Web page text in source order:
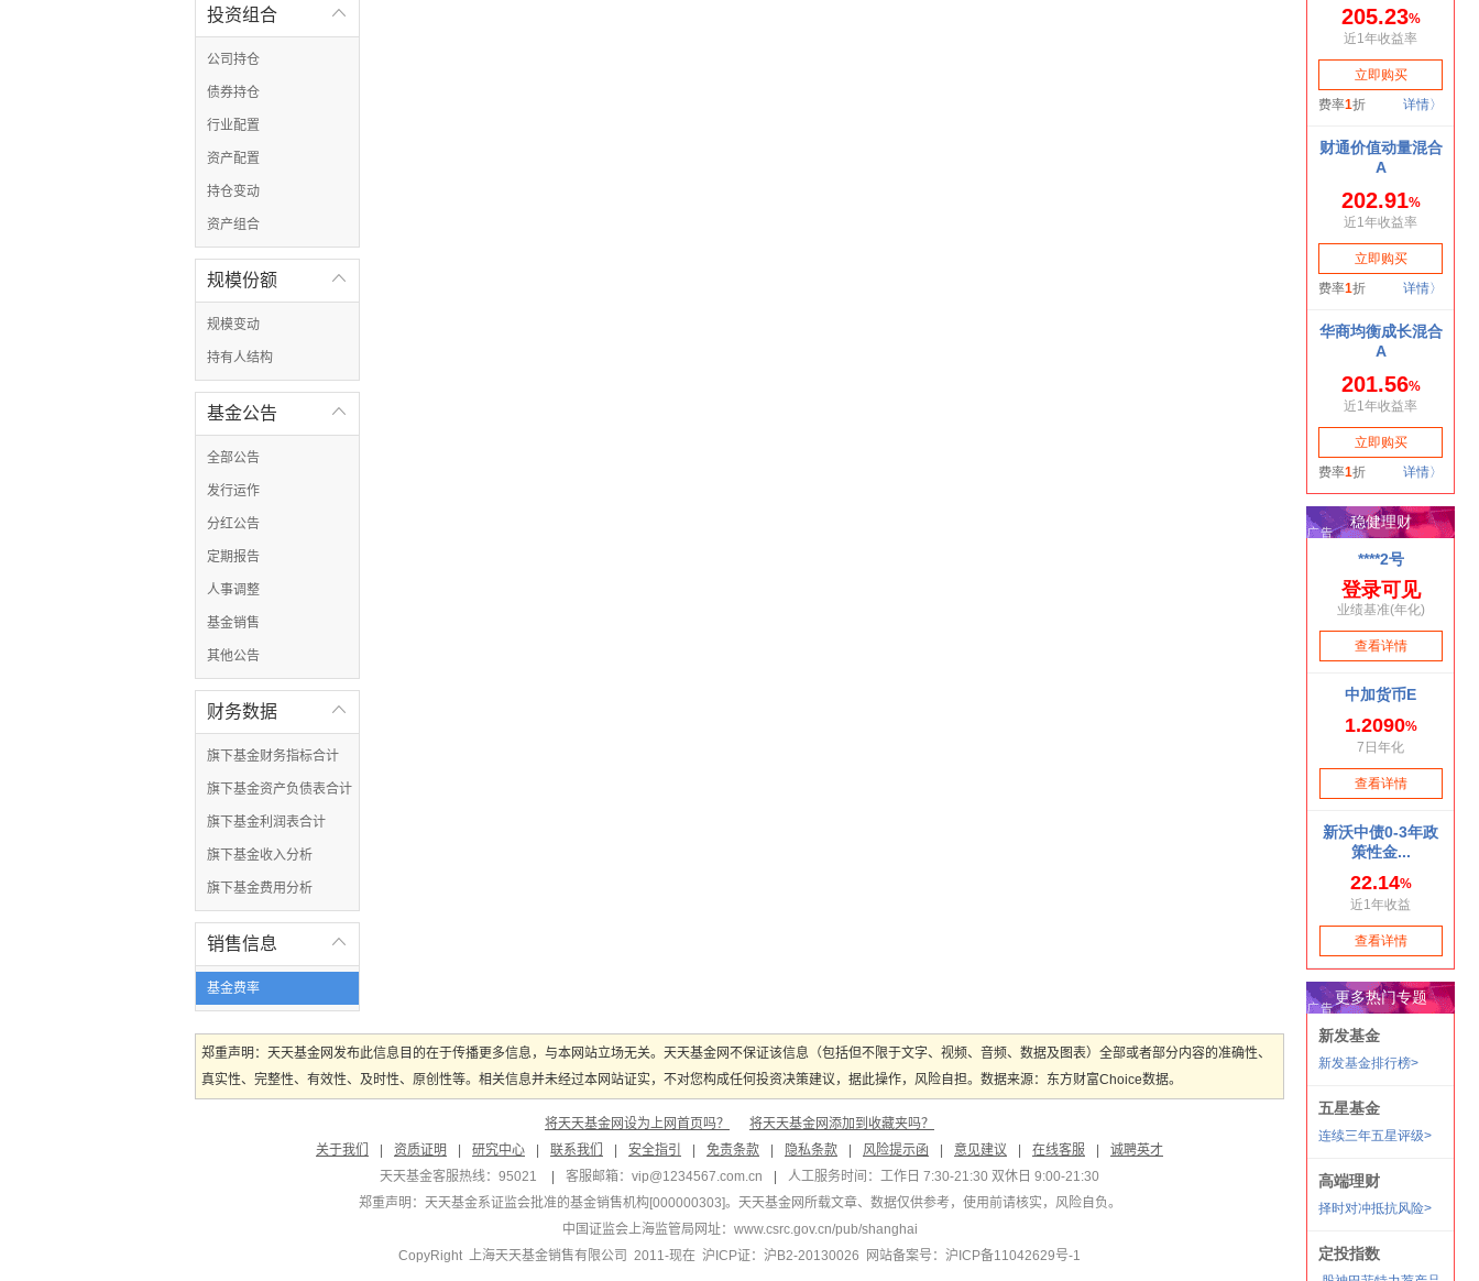

投资组合
公司持仓
债券持仓
行业配置
资产配置
持仓变动
资产组合

规模份额
规模变动
持有人结构

基金公告
全部公告
发行运作
分红公告
定期报告
人事调整
基金销售
其他公告

财务数据
旗下基金财务指标合计
旗下基金资产负债表合计
旗下基金利润表合计
旗下基金收入分析
旗下基金费用分析

销售信息
基金费率
郑重声明：天天基金网发布此信息目的在于传播更多信息，与本网站立场无关。天天基金网不保证该信息（包括但不限于文字、视频、音频、数据及图表）全部或者部分内容的准确性、
真实性、完整性、有效性、及时性、原创性等。相关信息并未经过本网站证实，不对您构成任何投资决策建议，据此操作，风险自担。数据来源：东方财富Choice数据。
将天天基金网设为上网首页吗？
将天天基金网添加到收藏夹吗？
关于我们
资质证明 研究中心 联系我们 安全指引 免责条款 隐私条款 风险提示函 意见建议 在线客服
诚聘英才
天天基金客服热线：95021
客服邮箱： vip@1234567.com.cn
人工服务时间：工作日 7:30-21:30 双休日 9:00-21:30
郑重声明： 天天基金系证监会批准的基金销售机构[000000303]。天天基金网所载文章、数据仅供参考，使用前请核实，风险自负。
中国证监会上海监管局网址： www.csrc.gov.cn/pub/shanghai
CopyRight 上海天天基金销售有限公司 2011-现在 沪ICP证：沪B2-20130026
网站备案号：沪ICP备11042629号-1